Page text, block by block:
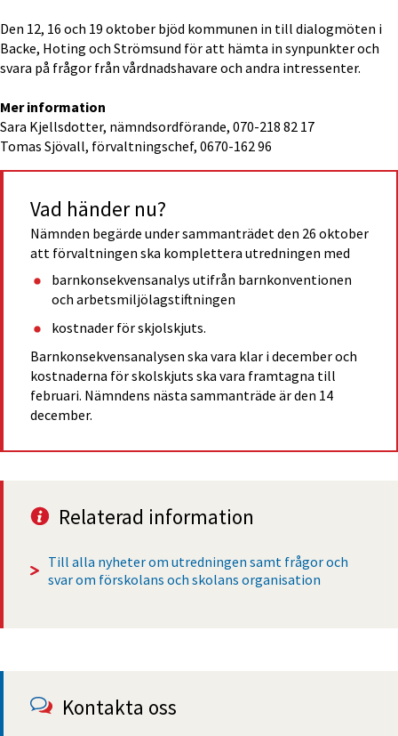
Den 12, 16 och 19 oktober bjöd kommunen in till dialogmöten i
Backe, Hoting och Strömsund för att hämta in synpunkter och
svara på frågor från vårdnadshavare och andra intressenter.
Mer information
Sara Kjellsdotter, nämndsordförande, 070-218 82 17
Tomas Sjövall, förvaltningschef, 0670-162 96
Vad händer nu?
Nämnden begärde under sammanträdet den 26 oktober
att förvaltningen ska komplettera utredningen med
barnkonsekvensanalys utifrån barnkonventionen
och arbetsmiljölagstiftningen
kostnader för skjolskjuts.
Barnkonsekvensanalysen ska vara klar i december och
kostnaderna för skolskjuts ska vara framtagna till
februari. Nämndens nästa sammanträde är den 14
december.­­
Relaterad information
Till alla nyheter om utredningen samt frågor och
svar om förskolans och skolans organisation
Kontakta oss